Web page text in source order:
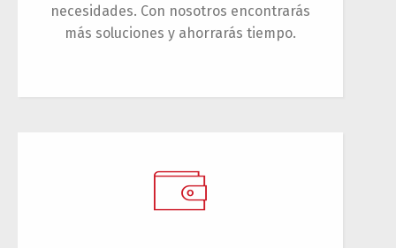
necesidades. Con nosotros encontrarás
más soluciones y ahorrarás tiempo.